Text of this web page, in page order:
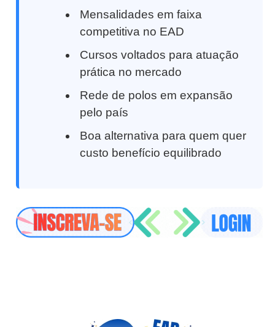
Mensalidades em faixa
competitiva no EAD
Cursos voltados para atuação
prática no mercado
Rede de polos em expansão
pelo país
Boa alternativa para quem quer
custo benefício equilibrado